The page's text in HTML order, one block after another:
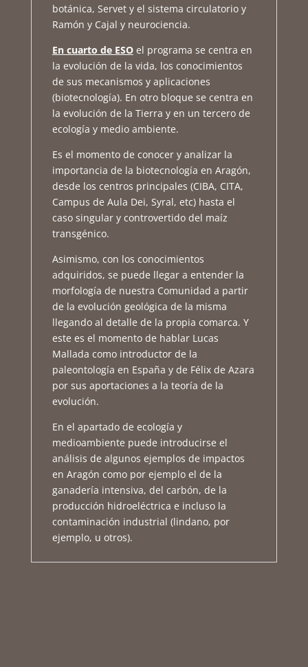
botánica, Servet y el sistema circulatorio y
Ramón y Cajal y neurociencia.
En cuarto de ESOel programa se centra en
la evolución de la vida, los conocimientos
de sus mecanismos y aplicaciones
(biotecnología). En otro bloque se centra en
la evolución de la Tierra y en un tercero de
ecología y medio ambiente.
Es el momento de conocer y analizar la
importancia de la biotecnología en Aragón,
desde los centros principales (CIBA, CITA,
Campus de Aula Dei, Syral, etc) hasta el
caso singular y controvertido del maíz
transgénico.
Asimismo, con los conocimientos
adquiridos, se puede llegar a entender la
morfología de nuestra Comunidad a partir
de la evolución geológica de la misma
llegando al detalle de la propia comarca. Y
este es el momento de hablar Lucas
Mallada como introductor de la
paleontología en España y de Félix de Azara
por sus aportaciones a la teoría de la
evolución.
En el apartado de ecología y
medioambiente puede introducirse el
análisis de algunos ejemplos de impactos
en Aragón como por ejemplo el de la
ganadería intensiva, del carbón, de la
producción hidroeléctrica e incluso la
contaminación industrial (lindano, por
ejemplo, u otros).